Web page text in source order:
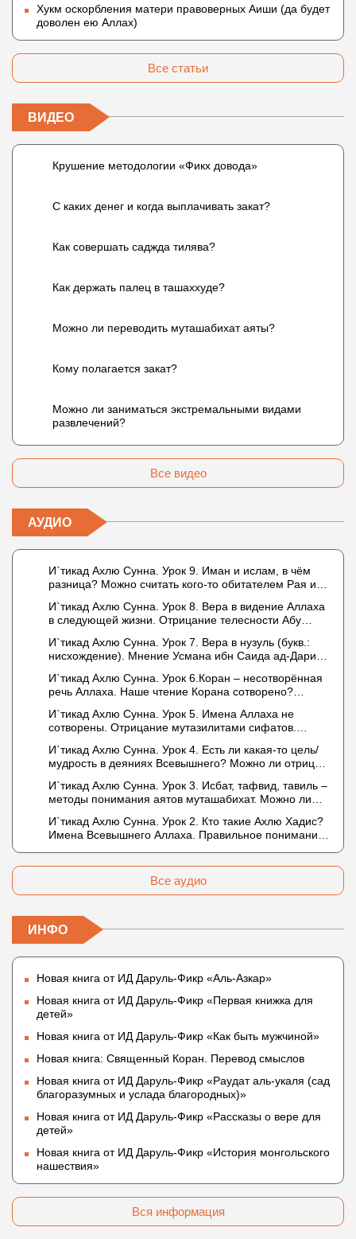
Хукм оскорбления матери правоверных Аиши (да будет
доволен ею Аллах)
Все статьи
ВИДЕО
Крушение методологии «Фикх довода»
С каких денег и когда выплачивать закат?
Как совершать саджда тилява?
Как держать палец в ташаххуде?
Можно ли переводить муташабихат аяты?
Кому полагается закат?
Можно ли заниматься экстремальными видами
развлечений?
Все видео
АУДИО
И`тикад Ахлю Сунна. Урок 9. Иман и ислам, в чём
разница? Можно считать кого-то обитателем Рая или
И`тикад Ахлю Сунна. Урок 8. Вера в видение Аллаха
в следующей жизни. Отрицание телесности Абу
Усмана ибн Саида ад-Дарими. Иман – это слова,
дела и познание
И`тикад Ахлю Сунна. Урок 7. Вера в нузуль (букв.:
нисхождение). Мнение Усмана ибн Саида ад-Дарими
описывается физическим движением?
И`тикад Ахлю Сунна. Урок 6.Коран – несотворённая
речь Аллаха. Наше чтение Корана сотворено?
И`тикад Ахлю Сунна. Урок 5. Имена Аллаха не
сотворены. Отрицание мутазилитами сифатов.
И`тикад Ахлю Сунна. Урок 4. Есть ли какая-то цель/
мудрость в деяниях Всевышнего? Можно ли отрицать
не пришло в Коране и Сунне? Концепция ибн
Таймийи
И`тикад Ахлю Сунна. Урок 3. Исбат, тафвид, тавиль –
методы понимания аятов муташабихат. Можно ли
Что означает утверждение сифата «биля кейфа»
(без образа)?
И`тикад Ахлю Сунна. Урок 2. Кто такие Ахлю Хадис?
Имена Всевышнего Аллаха. Правильное понимание
Все аудио
ИНФО
Новая книга от ИД Даруль-Фикр «Аль-Азкар»
Новая книга от ИД Даруль-Фикр «Первая книжка для
детей»
Новая книга от ИД Даруль-Фикр «Как быть мужчиной»
Новая книга: Священный Коран. Перевод смыслов
Новая книга от ИД Даруль-Фикр «Раудат аль-укаля (cад
благоразумных и услада благородных)»
Новая книга от ИД Даруль-Фикр «Рассказы о вере для
детей»
Новая книга от ИД Даруль-Фикр «История монгольского
нашествия»
Вся информация